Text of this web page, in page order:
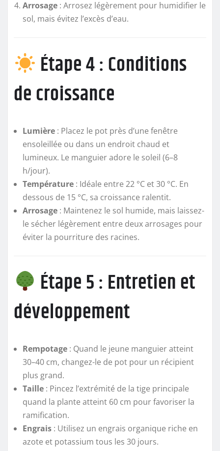
Arrosage : Arrosez légèrement pour humidifier le
sol, mais évitez l’excès d’eau.
Étape 4 : Conditions
de croissance
Lumière : Placez le pot près d’une fenêtre
ensoleillée ou dans un endroit chaud et
lumineux. Le manguier adore le soleil (6–8
h/jour).
Température : Idéale entre 22 °C et 30 °C. En
dessous de 15 °C, sa croissance ralentit.
Arrosage : Maintenez le sol humide, mais laissez-
le sécher légèrement entre deux arrosages pour
éviter la pourriture des racines.
Étape 5 : Entretien et
développement
Rempotage : Quand le jeune manguier atteint
30–40 cm, changez-le de pot pour un récipient
plus grand.
Taille : Pincez l’extrémité de la tige principale
quand la plante atteint 60 cm pour favoriser la
ramification.
Engrais : Utilisez un engrais organique riche en
azote et potassium tous les 30 jours.